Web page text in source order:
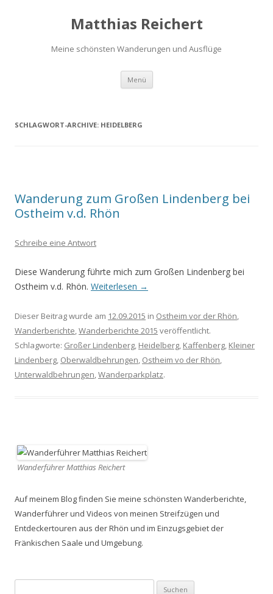
Matthias Reichert
Meine schönsten Wanderungen und Ausflüge
Menü Zum
springen
SCHLAGWORT-ARCHIVE: HEIDELBERG
Wanderung zum Großen Lindenberg bei
Ostheim v.d. Rhön
Schreibe eine Antwort
Diese Wanderung führte mich zum Großen Lindenberg bei
Ostheim v.d. Rhön. Weiterlesen →
Dieser Beitrag wurde am 12.09.2015 in Ostheim vor der Rhön,
Wanderberichte,Wanderberichte 2015 veröffentlicht.
Schlagworte: Großer Lindenberg, Heidelberg, Kaffenberg, Kleiner
Lindenberg, Oberwaldbehrungen, Ostheim vo der Rhön,
Unterwaldbehrungen,Wanderparkplatz.
Wanderführer Matthias Reichert
Auf meinem Blog finden Sie meine schönsten Wanderberichte,
Wanderführer und Videos von meinen Streifzügen und
Entdeckertouren aus der Rhön und im Einzugsgebiet der
Fränkischen Saale und Umgebung.